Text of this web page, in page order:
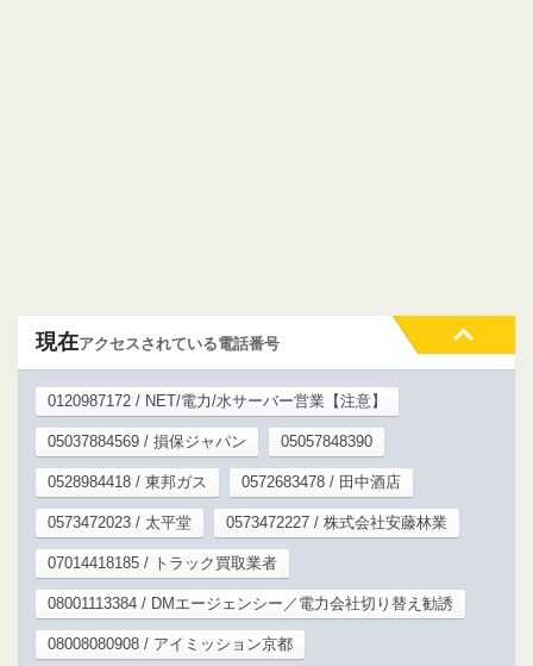
現在アクセスされている電話番号
0120987172 / NET/電力/水サーバー営業【注意】
05037884569 / 損保ジャパン 05057848390
0528984418 / 東邦ガス 0572683478 / 田中酒店
0573472023 / 太平堂 0573472227 / 株式会社安藤林業
07014418185 / トラック買取業者
08001113384 / DMエージェンシー／電力会社切り替え勧誘
08008080908 / アイミッション京都